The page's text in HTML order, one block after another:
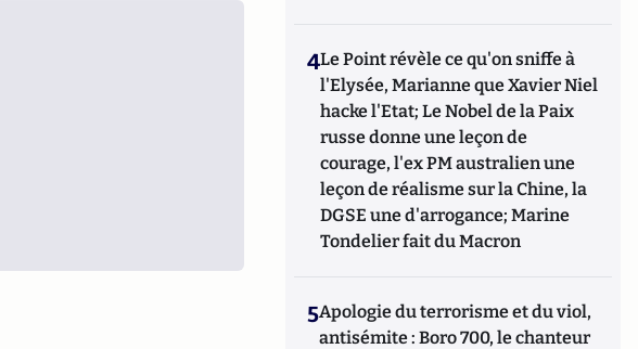
4Le Point révèle ce qu'on sniffe à
l'Elysée, Marianne que Xavier Niel
hacke l'Etat; Le Nobel de la Paix
russe donne une leçon de
courage, l'ex PM australien une
leçon de réalisme sur la Chine, la
DGSE une d'arrogance; Marine
Tondelier fait du Macron
5Apologie du terrorisme et du viol,
antisémite : Boro 700, le chanteur